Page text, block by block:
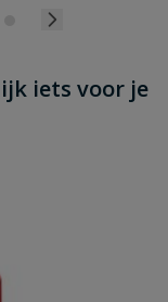
iets voor je